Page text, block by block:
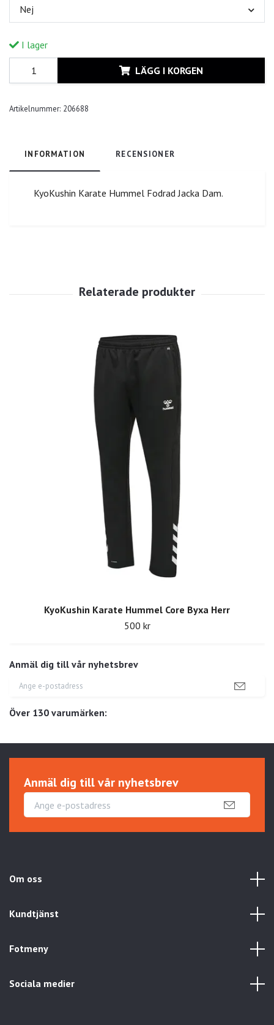
Anmäl dig till vår nyhetsbrev
Över 130 varumärken:
Nej
I lager
LÄGG I KORGEN
Artikelnummer: 206688
INFORMATION RECENSIONER
KyoKushin Karate Hummel Fodrad Jacka Dam.
KyoKushin Karate Hummel Core Byxa Herr
500 kr
Anmäl dig till vår nyhetsbrev
Om oss
Kundtjänst
Fotmeny
Sociala medier